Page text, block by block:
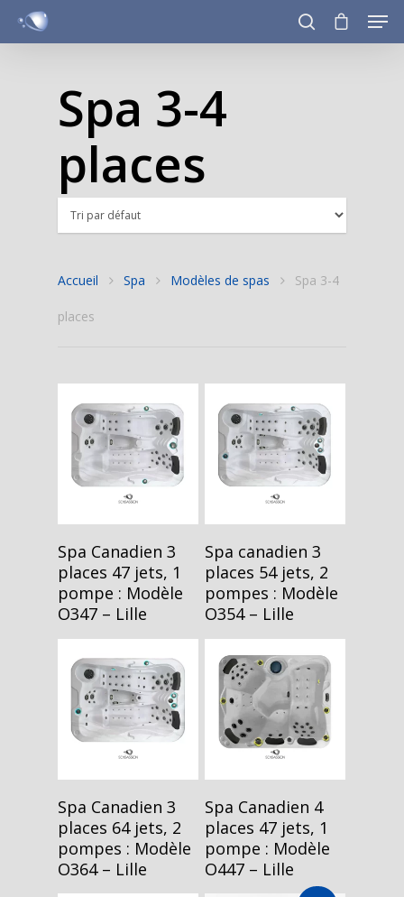
Hit enter to search or ESC to close
Spa 3-4
places
Accueil Spa Modèles de spas Spa 3-4
places
Lire La Suite
Spa Canadien 3
places 47 jets, 1
pompe : Modèle
O347 – Lille
Spa canadien 3
places 54 jets, 2
pompes : Modèle
O354 – Lille
Spa Canadien 3
places 64 jets, 2
pompes : Modèle
O364 – Lille
Spa Canadien 4
places 47 jets, 1
pompe : Modèle
O447 – Lille